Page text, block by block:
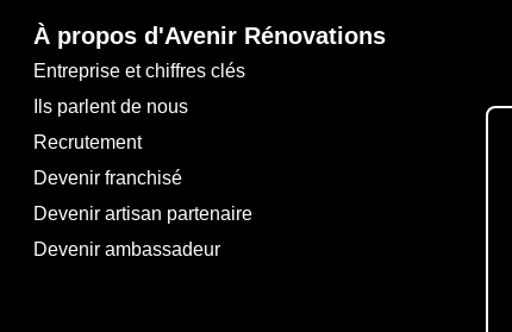
À propos d'Avenir Rénovations
Entreprise et chiffres clés
Ils parlent de nous
Recrutement
Devenir franchisé
Devenir artisan partenaire
Devenir ambassadeur